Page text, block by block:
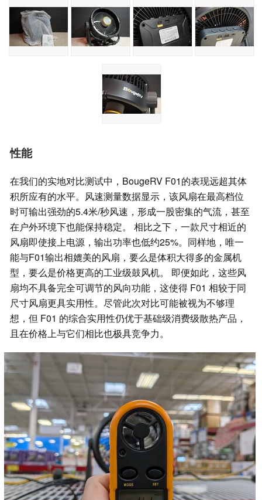
性能
在我们的实地对比测试中，BougeRV F01的表现远超其体
积所应有的水平。风速测量数据显示，该风扇在最高档位
时可输出强劲的5.4米/秒风速，形成一股密集的气流，甚至
在户外环境下也能保持稳定。 相比之下，一款尺寸相近的
风扇即使接上电源，输出功率也低约25%。同样地，唯一
能与F01输出相媲美的风扇，要么是体积大得多的金属机
型，要么是价格更高的工业级鼓风机。 即便如此，这些风
扇均不具备完全可调节的风向功能，这使得 F01 相较于同
尺寸风扇更具实用性。尽管此次对比可能被视为不够理
想，但 F01 的综合实用性仍优于基础级消费级散热产品，
且在价格上与它们相比也极具竞争力。